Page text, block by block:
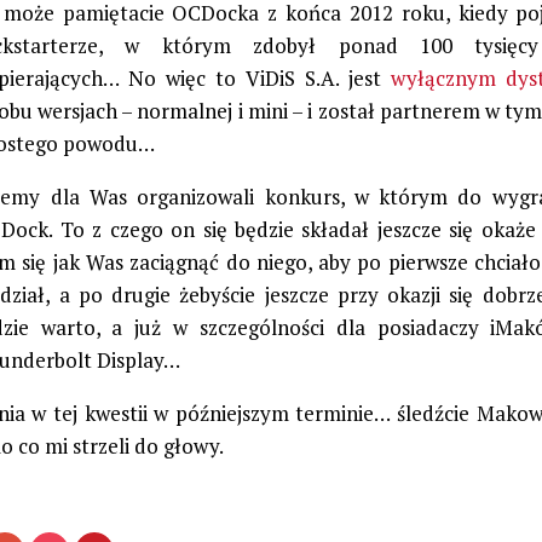
pamiętacie OCDocka z końca 2012 roku, kiedy
w którym zdobył ponad 100
No więc to ViDiS S.A. jest wyłącznym
wersjach – normalnej i mini – i został partnerem w
powodu…
dla Was organizowali konkurs, w którym do
To z czego on się będzie składał jeszcze się okaże
się jak Was zaciągnąć do niego, aby po pierwsze
a po drugie żebyście jeszcze przy okazji się
warto, a już w szczególności dla posiadaczy
Display…
w tej kwestii w późniejszym terminie… śledźcie
co mi strzeli do głowy.